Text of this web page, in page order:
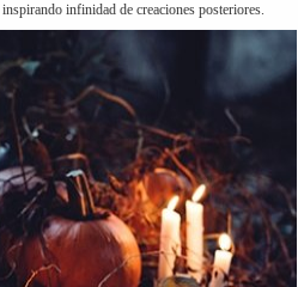
inspirando infinidad de creaciones posteriores.